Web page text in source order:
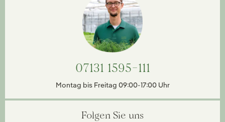
07131 1595-111
Montag bis Freitag 09:00-17:00 Uhr
Folgen Sie uns